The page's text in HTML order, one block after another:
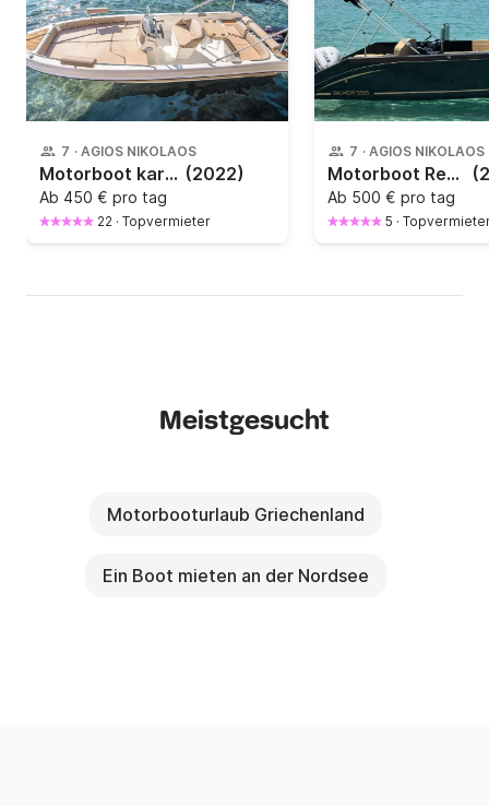
7 · AGIOS NIKOLAOS
Motorboot karel Ithaka 550 (2022)
Ab 450 € pro tag
22 · Topvermieter
7 · AGIOS NIKOLAOS
Motorboot Remus Silver line 555 30PS
Ab 500 € pro tag
5 ·
Meistgesucht
Motorbooturlaub Griechenland
Ein Boot mieten an der Nordsee